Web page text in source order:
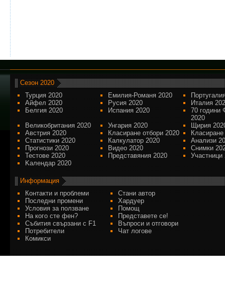
Сезон 2020
Турция 2020
Емилия-Романя 2020
Айфел 2020
Русия 2020
Италия
Белгия 2020
Испания 2020
70 години
2020
Великобритания 2020
Унгария 2020
Щирия
Австрия 2020
Класиране отбори 2020
Статистики 2020
Калкулатор 2020
Анализи
Прогнози 2020
Видео 2020
Снимки
Тестове 2020
Представяния 2020
Участници
Kалендар 2020
Информация
Контакти и проблеми
Стани автор
Последни промени
Хардуер
Условия за ползване
Помощ
На кого сте фен?
Представете се!
Събития свързани с F1
Въпроси и отговори
Потребители
Чат логове
Комикси